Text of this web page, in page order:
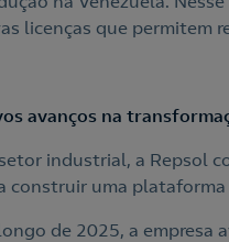
licenças que permitem
avanços na
industrial, a Repsol
construir uma
de 2025, a empresa